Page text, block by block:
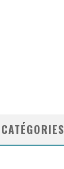
CATÉGORIES